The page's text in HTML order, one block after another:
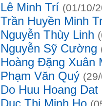
Lê Minh Trí (01/10/
Trần Huyền Minh
Nguyễn Thùy Linh
Nguyễn Sỹ Cường
Hoàng Đặng Xuân
Phạm Văn Quý
Do Huu Hoang Dat
Duc Thi Minh Ho